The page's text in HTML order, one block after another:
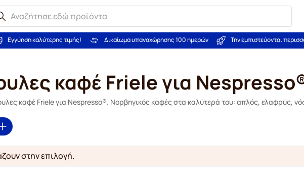
Εγγύηση καλύτερης τιμής! Δικαίωμα υπαναχώρησης 100 ημερών Την εμπιστεύονται
καφέ Friele για
καφέ Friele για Nespresso®. Νορβηγικός καφές στα καλύτερά του: απλός, ελαφρύς,
στην επιλογή.